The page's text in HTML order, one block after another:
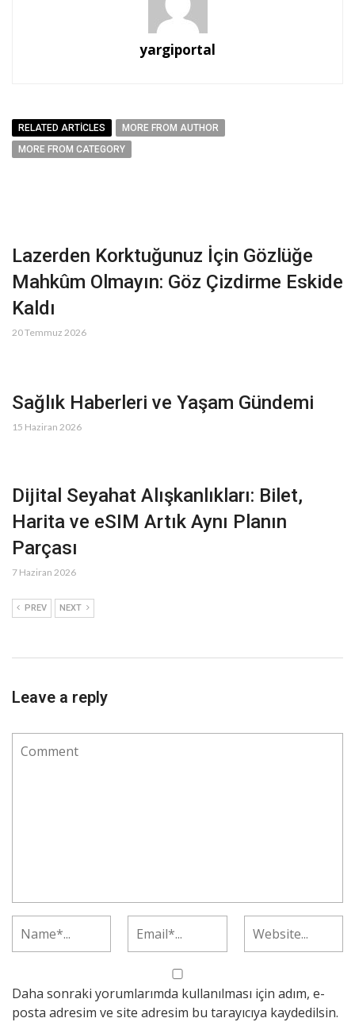
yargiportal
RELATED ARTICLES
MORE FROM AUTHOR
MORE FROM CATEGORY
Lazerden Korktuğunuz İçin Gözlüğe
Mahkûm Olmayın: Göz Çizdirme Eskide
Kaldı
20 Temmuz 2026
Sağlık Haberleri ve Yaşam Gündemi
15 Haziran 2026
Dijital Seyahat Alışkanlıkları: Bilet,
Harita ve eSIM Artık Aynı Planın
Parçası
7 Haziran 2026
PREV NEXT
Leave a reply
Daha sonraki yorumlarımda kullanılması için adım, e-
posta adresim ve site adresim bu tarayıcıya kaydedilsin.